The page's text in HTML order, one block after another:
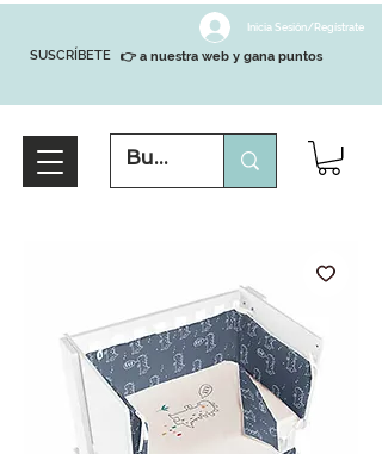
SUSCRÍBETE
Inicia Sesión/Regístrate
👉 a nuestra web y gana puntos